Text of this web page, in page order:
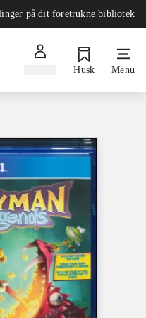
på dit foretrukne bibliotek
Husk Menu